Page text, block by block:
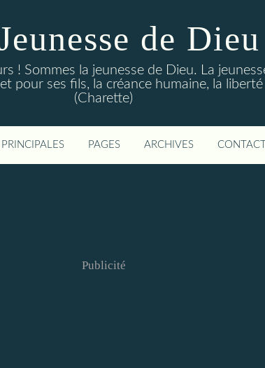
de Dieu
! Sommes la jeunesse de Dieu. La
pour ses fils, la créance humaine, la
(Charette)
PAGES ARCHIVES CONTACT
Publicité